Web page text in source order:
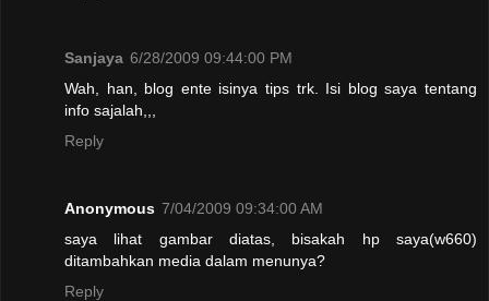
Sanjaya 6/28/2009 09:44:00 PM
Wah, han, blog ente isinya tips trk. Isi blog saya tentang
info sajalah,,,
Reply
Anonymous 7/04/2009 09:34:00 AM
saya lihat gambar diatas, bisakah hp saya(w660)
ditambahkan media dalam menunya?
Reply